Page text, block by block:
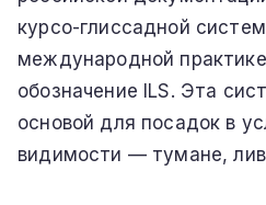
курсо-глиссадной
международной
обозначение ILS. Эта
основой для посадок в
видимости — тумане,